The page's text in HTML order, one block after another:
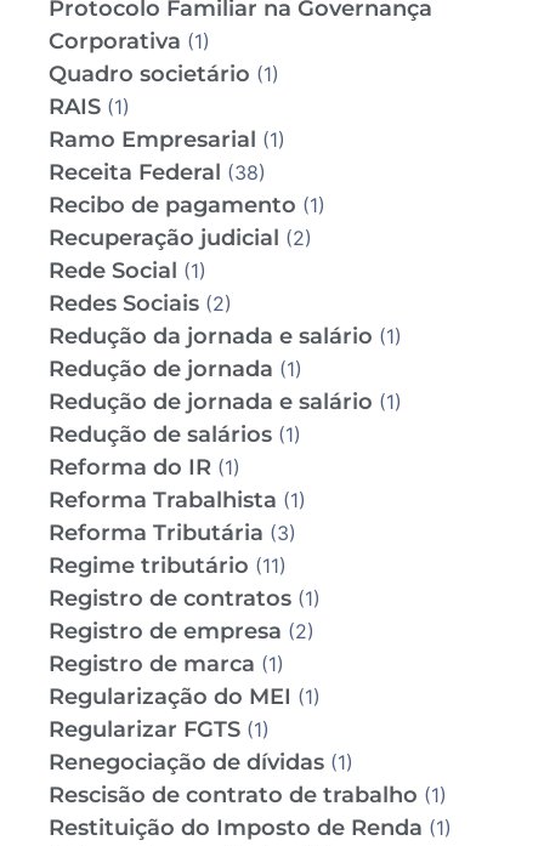
Protocolo Familiar na Governança
Corporativa (1)
Quadro societário (1)
RAIS (1)
Ramo Empresarial (1)
Receita Federal (38)
Recibo de pagamento (1)
Recuperação judicial (2)
Rede Social (1)
Redes Sociais (2)
Redução da jornada e salário (1)
Redução de jornada (1)
Redução de jornada e salário (1)
Redução de salários (1)
Reforma do IR (1)
Reforma Trabalhista (1)
Reforma Tributária (3)
Regime tributário (11)
Registro de contratos (1)
Registro de empresa (2)
Registro de marca (1)
Regularização do MEI (1)
Regularizar FGTS (1)
Renegociação de dívidas (1)
Rescisão de contrato de trabalho (1)
Restituição do Imposto de Renda (1)